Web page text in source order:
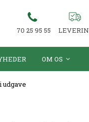
70 25 95 55
OM OS
udgave